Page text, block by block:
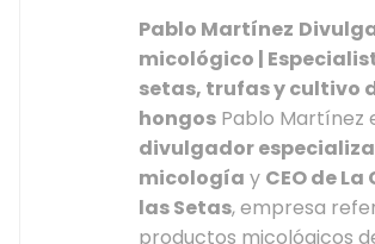
Pablo Martínez
micológico |
setas, trufas y cultivo
hongos Pablo Martínez
divulgador
micología y CEO de
las Setas, empresa
productos micológicos